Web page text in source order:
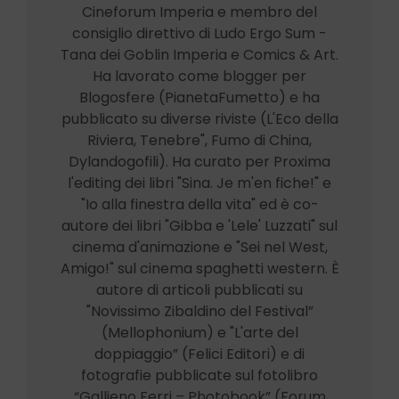
Cineforum Imperia e membro del
consiglio direttivo di Ludo Ergo Sum -
Tana dei Goblin Imperia e Comics & Art.
Ha lavorato come blogger per
Blogosfere (PianetaFumetto) e ha
pubblicato su diverse riviste (L'Eco della
Riviera, Tenebre", Fumo di China,
Dylandogofili). Ha curato per Proxima
l'editing dei libri "Sina. Je m'en fiche!" e
"Io alla finestra della vita" ed è co-
autore dei libri "Gibba e 'Lele' Luzzati" sul
cinema d'animazione e "Sei nel West,
Amigo!" sul cinema spaghetti western. È
autore di articoli pubblicati su
"Novissimo Zibaldino del Festival”
(Mellophonium) e "L'arte del
doppiaggio” (Felici Editori) e di
fotografie pubblicate sul fotolibro